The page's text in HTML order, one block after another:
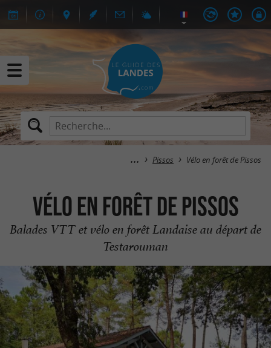
Pissos Vélo en forêt de Pissos
Vélo en forêt de Pissos
Balades VTT et vélo en forêt Landaise au départ de
Testarouman